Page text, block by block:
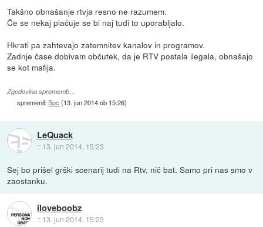
Takšno obnašanje rtvja resno ne razumem.
Če se nekaj plačuje se bi naj tudi to uporabljalo.
Hkrati pa zahtevajo zatemnitev kanalov in programov.
Zadnje čase dobivam občutek, da je RTV postala ilegala, obnašajo
se kot mafija.
Zgodovina sprememb…
spremenil:Spc (13. jun 2014 ob 15:26)
LeQuack
:: 13. jun 2014, 15:23
Sej bo prišel grški scenarij tudi na Rtv, nič bat. Samo pri nas smo v
zaostanku.
iloveboobz
:: 13. jun 2014, 15:23